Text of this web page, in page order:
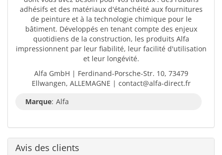
adhésifs et des matériaux d'étanchéité aux fournitures
de peinture et à la technologie chimique pour le
bâtiment. Développés en tenant compte des enjeux
quotidiens de la construction, les produits Alfa
impressionnent par leur fiabilité, leur facilité d'utilisation
et leur longévité.
Alfa GmbH | Ferdinand-Porsche-Str. 10, 73479
Ellwangen, ALLEMAGNE | contact@alfa-direct.fr
Marque: Alfa
Avis des clients